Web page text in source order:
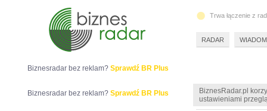
BiznesRadar.pl
ustawieniami
Biznesradar bez reklam? Sprawdź BR Plus
Biznesradar bez reklam? Sprawdź BR Plus
Trwa łączenie z
RADAR